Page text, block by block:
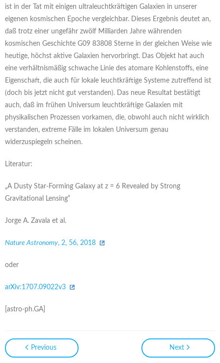
ist in der Tat mit einigen ultraleuchtkräftigen Galaxien in unserer
eigenen kosmischen Epoche vergleichbar. Dieses Ergebnis deutet an,
daß trotz einer ungefähr zwölf Milliarden Jahre währenden
kosmischen Geschichte G09 83808 Sterne in der gleichen Weise wie
heutige, höchst aktive Galaxien hervorbringt. Das Objekt hat auch
eine verhältnismäßig schwache Linie des atomare Kohlenstoffs, eine
Eigenschaft, die auch für lokale leuchtkräftige Systeme zutreffend ist
(doch bis jetzt nicht gut verstanden). Das neue Resultat bestätigt
auch, daß im frühen Universum leuchtkräftige Galaxien mit
physikalischen Prozessen vorkamen, die, obwohl auch nicht wirklich
verstanden, extreme Fälle im lokalen Universum genau
widerzuspiegeln scheinen.
Literatur:
„A Dusty Star-Forming Galaxy at z = 6 Revealed by Strong
Gravitational Lensing“
Jorge A. Zavala et al.
Nature Astronomy, 2, 56, 2018
oder
arXiv:1707.09022v3
[astro-ph.GA]
Previous Next